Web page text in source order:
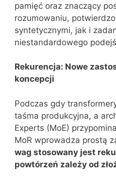
pamięć oraz znaczący
rozumowaniu,
syntetycznymi, jak i
niestandardowego
Rekurencja: Nowe
koncepcji
Podczas gdy
taśma produkcyjna, a
Experts (MoE)
MoR wprowadza prostą
wag stosowany jest
powtórzeń zależy od